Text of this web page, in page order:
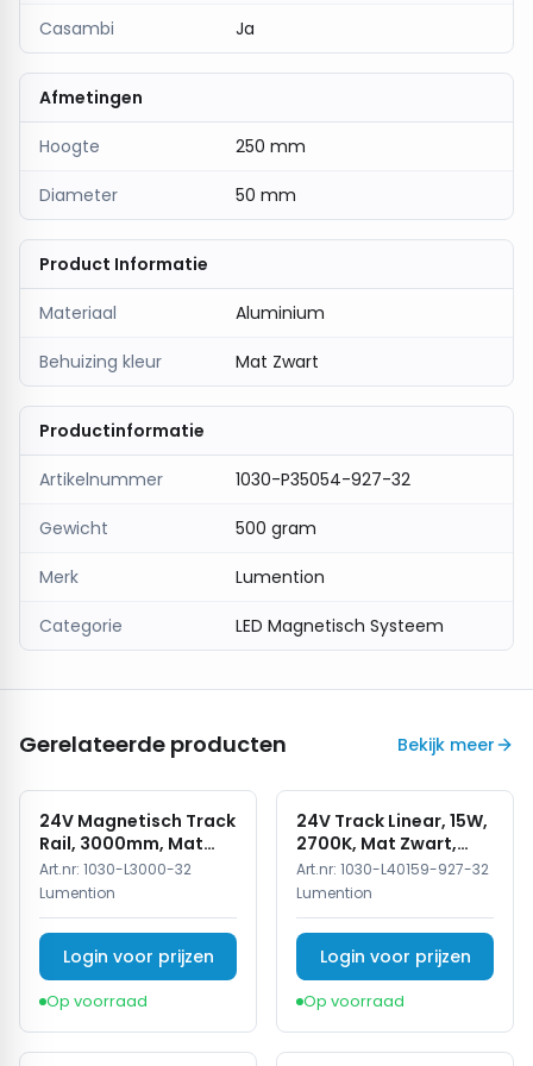
Mat zwarte pendelspot (Ø50 x H250 mm)
een stijlvolle uitstraling.
Casambi Ja
Afmetingen
Hoogte 250 mm
Diameter 50 mm
Product Informatie
Materiaal Aluminium
Behuizing kleur Mat Zwart
Productinformatie
Artikelnummer 1030-P35054-927-32
Gewicht 500 gram
Merk Lumention
Categorie LED Magnetisch Systeem
Gerelateerde producten Bekijk meer
24V Magnetisch Track
Rail, 3000mm, Mat
Zwart
Art.nr: 1030-L3000-32
Lumention
Login voor prijzen
Op voorraad
24V Track Linear, 15W,
2700K, Mat Zwart,
Dimbaar
Art.nr: 1030-L40159-927-32
Lumention
Login voor prijzen
Op voorraad